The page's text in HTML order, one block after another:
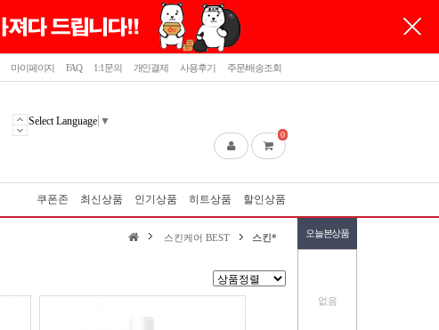
마이페이지 FAQ 1:1문의 개인결제 사용후기 주문/배송조회
Select Language ▼
0
쿠폰존 최신상품 인기상품 히트상품 할인상품
오늘본상품
없음
스킨케어 BEST 스킨*